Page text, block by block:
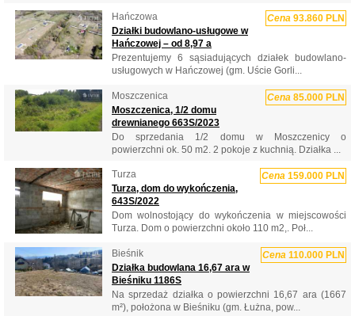
Hańczowa Cena 93.860 PLN
Działki budowlano-usługowe w
Hańczowej – od 8,97 a
Prezentujemy 6 sąsiadujących działek budowlano-
usługowych w Hańczowej (gm. Uście Gorli...
Moszczenica Cena 85.000 PLN
Moszczenica, 1/2 domu
drewnianego 663S/2023
Do sprzedania 1/2 domu w Moszczenicy o
powierzchni ok. 50 m2. 2 pokoje z kuchnią. Działka ...
Turza Cena 159.000 PLN
Turza, dom do wykończenia,
643S/2022
Dom wolnostojący do wykończenia w miejscowości
Turza. Dom o powierzchni około 110 m2,. Poł...
Bieśnik Cena 110.000 PLN
Działka budowlana 16,67 ara w
Bieśniku 1186S
Na sprzedaż działka o powierzchni 16,67 ara (1667
m²), położona w Bieśniku (gm. Łużna, pow...